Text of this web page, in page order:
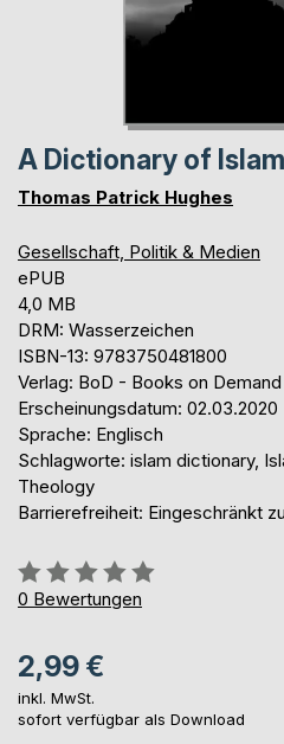
A Dictionary of Islam
Thomas Patrick Hughes
Gesellschaft, Politik & Medien
ePUB
4,0 MB
DRM: Wasserzeichen
ISBN-13: 9783750481800
Verlag: BoD - Books on Demand
Erscheinungsdatum: 02.03.2020
Sprache: Englisch
Schlagworte: islam dictionary,
Theology
Barrierefreiheit: Eingeschränkt
Bewertung::
0%
0 Bewertungen
2,99 €
inkl. MwSt.
sofort verfügbar als Download